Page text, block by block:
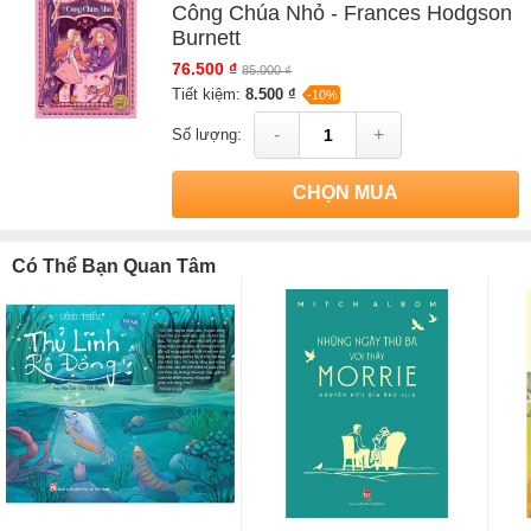
Công Chúa Nhỏ - Frances Hodgson
Burnett
76.500 ₫ 85.000 ₫
Tiết kiệm:8.500 ₫ -10%
Số lượng: - +
CHỌN MUA
Có Thể Bạn Quan Tâm